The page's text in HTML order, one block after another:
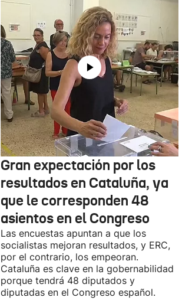
Gran expectación por los
resultados en Cataluña, ya
que le corresponden 48
asientos en el Congreso
Las encuestas apuntan a que los
socialistas mejoran resultados, y ERC,
por el contrario, los empeoran.
Cataluña es clave en la gobernabilidad
porque tendrá 48 diputados y
diputadas en el Congreso español.